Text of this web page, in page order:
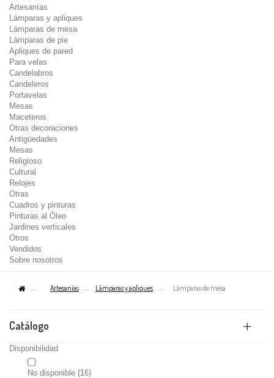
Artesanías
Lámparas y apliques
Lámparas de mesa
Lámparas de pie
Apliques de pared
Para velas
Candelabros
Candeleros
Portavelas
Mesas
Maceteros
Otras decoraciones
Antigüedades
Mesas
Religioso
Cultural
Relojes
Otras
Cuadros y pinturas
Pinturas al Óleo
Jardines verticales
Otros
Vendidos
Sobre nosotros
Artesanías Lámparas y apliques Lámparas de mesa
Catálogo
Disponibilidad
No disponible (16)